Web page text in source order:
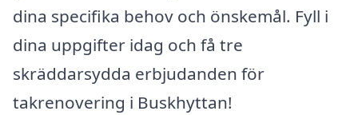
dina specifika behov och önskemål. Fyll i
dina uppgifter idag och få tre
skräddarsydda erbjudanden för
takrenovering i Buskhyttan!